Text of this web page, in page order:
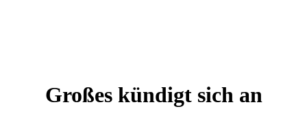
Großes kündigt sich an